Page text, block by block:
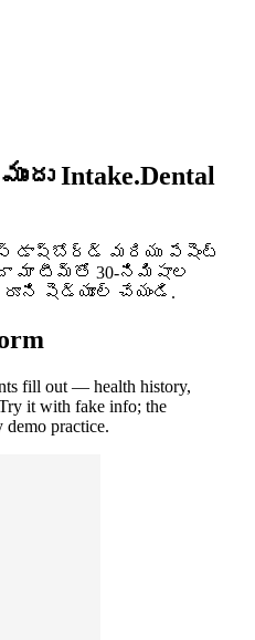
Intake.Dental
డాష్‌బోర్డ్ మరియు పేషెంట్
మా టీమ్‌తో 30-నిమిషాల
షెడ్యూల్ చేయండి.
fill out — health history,
it with fake info; the
demo practice.